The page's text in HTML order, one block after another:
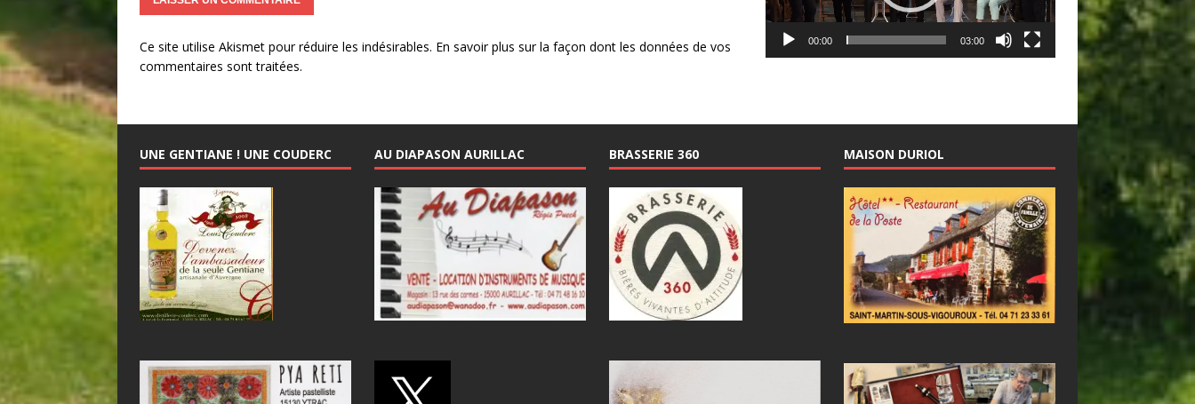
Ce site utilise Akismet pour réduire les indésirables. En savoir plus sur la façon dont les données de vos
commentaires sont traitées.
00:00 03:00
UNE GENTIANE ! UNE COUDERC AU DIAPASON AURILLAC BRASSERIE 360 MAISON DURIOL